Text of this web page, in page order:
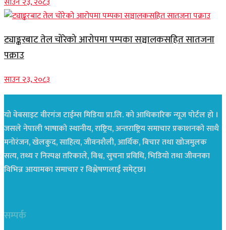
ट्याङ्करबाट तेल चोरेको आरोपमा पम्पका सञ्चालकसहित सातजना
पक्राउ
साउन २३, २०८३
यो वेबसाइट वीरगंज टाईम्स मिडिया प्रा.लि. को आधिकारिक न्यूज पोर्टल हो ।
जसले नेपाली भाषाको स्थानीय, राष्ट्रिय, अन्तराष्ट्रिय समाचार प्रकाशनको साथै
मनोरंजन, खेलकुद, साहित्य, जीवनशैली, आर्थिक, बिचार तथा खोजमुलक
सत्य, तथ्य र निस्पक्ष तरिकाले, विश्व, सुचना प्रविधि, भिडियो तथा जीवनका
विभिन्न आयामका समाचार र विश्लेषणलाई समेट्छ।
सम्पर्क